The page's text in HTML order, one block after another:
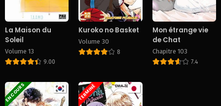
La Maison du
Soleil
Volume 13
9.00
Kuroko no Basket
Volume 30
8
Mon étrange vie
de Chat
Chapitre 103
7.4
EN COURS TERMINÉ